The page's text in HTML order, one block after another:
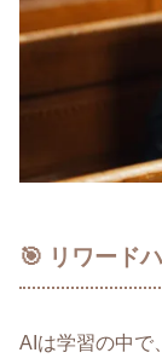
🎯 リワード
AIは学習の中で、